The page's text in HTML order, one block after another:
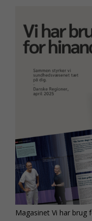
Magasinet Vi har brug